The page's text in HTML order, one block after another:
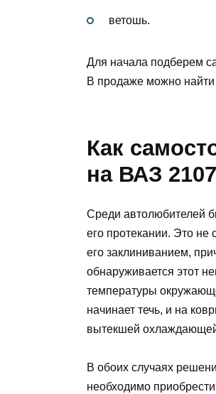
ветошь.
Для начала подберем
В продаже можно найти
Как
на ВАЗ 2107
Среди автолюбителей
его протекании. Это не
его заклиниванием,
обнаруживается этот
температуры
начинает течь, и на
вытекшей
В обоих случаях
необходимо